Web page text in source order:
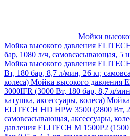
Мойки
Мойка высокого давления
бар, 1080 л/ч, самовсасывающая, 5
Мойка высокого давления
Вт, 180 бар, 8,7 л/мин, 26 кг,
колеса) Мойка высокого давления
3000IFR (3000 Вт, 180 бар, 8,7 л/
катушка, аксессуары, колеса) Мойка
ELITECH HD HPW 3500 (2800 Вт,
самовсасывающая, аксессуары,
давления ELITECH M 1500P2